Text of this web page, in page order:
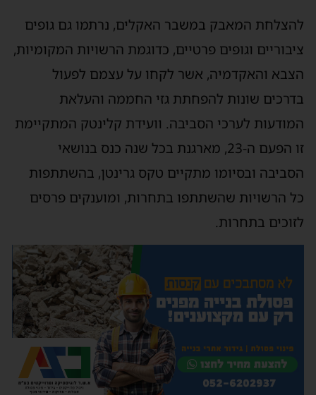
להצלחת המאבק במשבר האקלים, נרתמו גם גופים
ציבוריים וגופים פרטיים, כדוגמת הרשויות המקומיות,
הצבא והאקדמיה, אשר לקחו על עצמם לפעול
בדרכים שונות להפחתת גזי החממה והעלאת
המודעות לערכי הסביבה. וועידת קלינטק המתקיימת
זו הפעם ה-23, מארגנת בכל שנה כנס בנושאי
הסביבה ובסיומו מתקיים טקס גרינטן, בהשתתפות
כל הרשויות שהשתתפו בתחרות, ומוענקים פרסים
לזוכים בתחרות.